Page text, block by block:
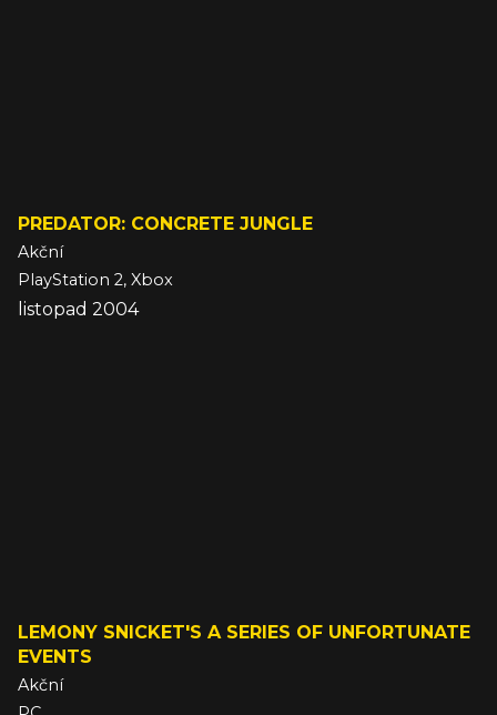
PREDATOR: CONCRETE JUNGLE
Akční
PlayStation 2, Xbox
listopad 2004
LEMONY SNICKET'S A SERIES OF UNFORTUNATE
EVENTS
Akční